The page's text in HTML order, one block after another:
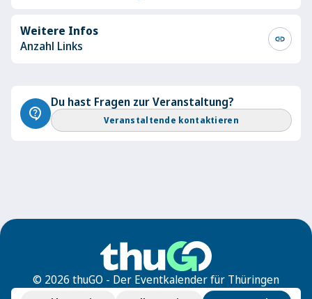
Weitere Infos
Anzahl Links
link
contact_support
Du hast Fragen zur Veranstaltung?
Veranstaltende kontaktieren
© 2026 thuGO - Der Eventkalender für Thüringen